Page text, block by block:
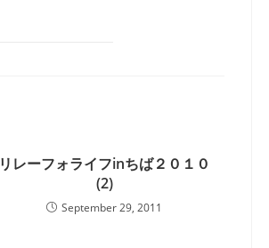
リレーフォライフinちば２０１０
(2)
September 29, 2011